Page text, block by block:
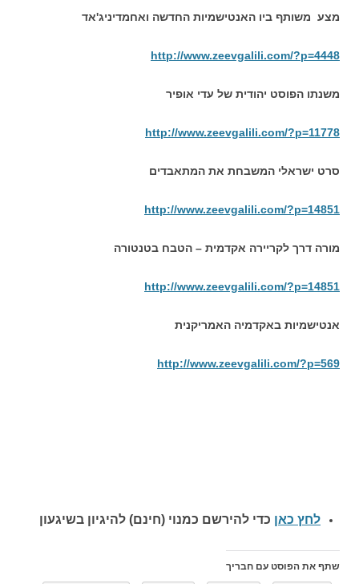
מצע משותף ביו האנטישמיות החדשה ואחמדיניג'אד
http://www.zeevgalili.com/?p=4448
משנתו הפוסט יהודית של עדי אופיר
http://www.zeevgalili.com/?p=11778
סרט ישראלי המשבחת את המתאבדים
http://www.zeevgalili.com/?p=14851
מורה דרך לקריירה אקדמית – הטבח בטנטורה
http://www.zeevgalili.com/?p=14851
אנטישמיות באקדמיה האמריקנית
http://www.zeevgalili.com/?p=569
לחץ כאן כדי להירשם כ מנוי (חינם) להיגיון בשיגעון
שתף את הפוסט עם חבריך